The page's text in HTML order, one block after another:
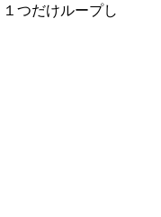
つだけループし